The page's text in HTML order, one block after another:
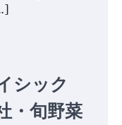
シック
・旬野菜